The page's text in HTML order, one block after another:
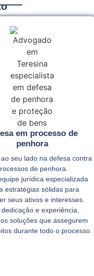
em processo de
penhora
seu lado na defesa contra
de penhora.
jurídica especializada
estratégias sólidas para
seus ativos e interesses.
e experiência,
soluções que assegurem
durante todo o processo.